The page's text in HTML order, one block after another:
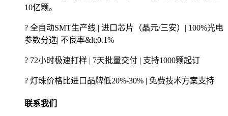
10亿颗。
? 全自动SMT生产线 | 进口芯片（晶元/三安）| 100%光电
参数分选| 不良率&lt;0.1%
? 72小时极速打样 | 7天批量交付 | 支持1000颗起订
? 灯珠价格比进口品牌低20%-30% | 免费技术方案支持
联系我们